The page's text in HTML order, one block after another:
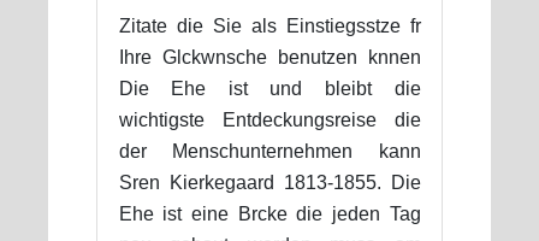
Zitate die Sie als Einstiegsstze fr
Ihre Glckwnsche benutzen knnen
Die Ehe ist und bleibt die
wichtigste Entdeckungsreise die
der Menschunternehmen kann
Sren Kierkegaard 1813-1855. Die
Ehe ist eine Brcke die jeden Tag